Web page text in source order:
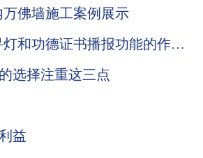
佛墙施工案例展示
和功德证书播报功能的作用
选择注重这三点
益